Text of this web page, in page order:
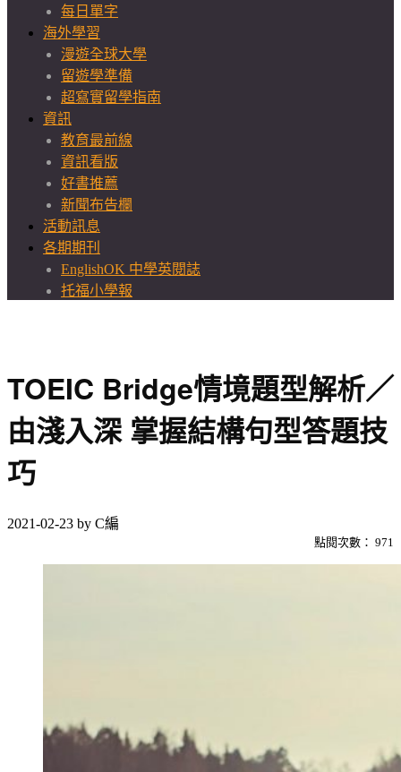
每日單字
海外學習
漫遊全球大學
留遊學準備
超寫實留學指南
資訊
教育最前線
資訊看版
好書推薦
新聞布告欄
活動訊息
各期期刊
EnglishOK 中學英閱誌
托福小學報
TOEIC Bridge情境題型解析／
由淺入深 掌握結構句型答題技
巧
2021-02-23 by C編
點閱次數： 971